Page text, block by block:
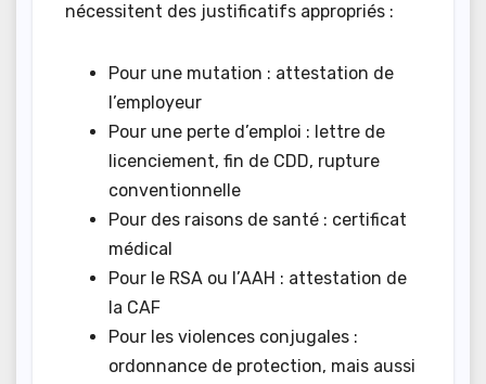
nécessitent des justificatifs appropriés :
Pour une mutation : attestation de
l’employeur
Pour une perte d’emploi : lettre de
licenciement, fin de CDD, rupture
conventionnelle
Pour des raisons de santé : certificat
médical
Pour le RSA ou l’AAH : attestation de
la CAF
Pour les violences conjugales :
ordonnance de protection, mais aussi